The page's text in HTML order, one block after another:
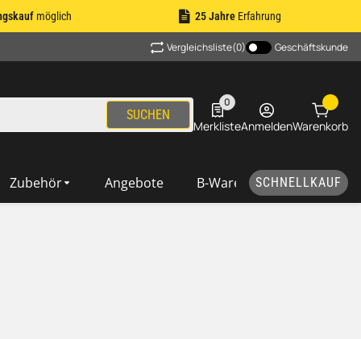
möglich 25 JahreErfahrung
Vergleichsliste(0) Geschäftskunde
SUCHEN
0
0 Produkte in der Liste
MerklisteAnmeldenWarenkorb
Zubehör Angebote B-Ware SCHNELLKAUF